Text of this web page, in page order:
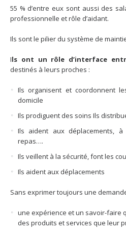
55 % d’entre eux sont aussi des
professionnelle et rôle d’aidant.
Ils sont le pilier du système de
Ils ont un rôle d’interface
destinés à leurs proches :
Ils organisent et coordonnent
domicile
Ils prodiguent des soins Ils
Ils aident aux déplacements,
repas….
Ils veillent à la sécurité, font les
Ils aident aux déplacements
Sans exprimer toujours une
une expérience et un savoir-faire
des produits et services que leur